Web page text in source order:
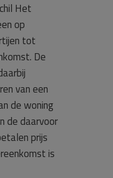
Het
op
tot
De
van een
de woning
de daarvoor
prijs
is